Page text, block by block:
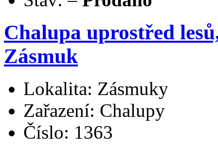
Chalupa uprostřed
Zásmuk
Lokalita: Zásmuky
Zařazení: Chalupy
Číslo: 1363